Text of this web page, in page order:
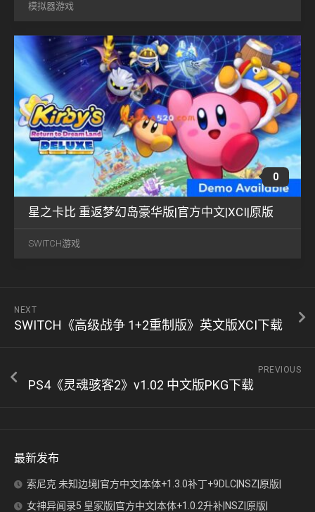
模拟器游戏
0
星之卡比 重返梦幻岛豪华版|官方中文|XCI|原版
SWITCH游戏
NEXT
SWITCH《高级战争 1+2重制版》英文版XCI下载
PREVIOUS
PS4《灵魂骇客2》v1.02 中文版PKG下载
最新发布
索尼克 未知边境|官方中文|本体+1.3.0补丁+9DLC|NSZ|原版|
女神异闻录5 皇家版|官方中文|本体+1.0.2升补|NSZ|原版|